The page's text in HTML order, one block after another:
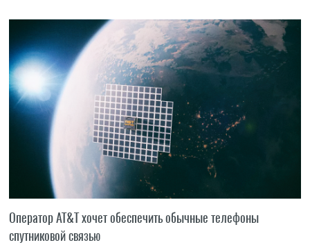
Оператор AT&T хочет обеспечить обычные телефоны
спутниковой связью